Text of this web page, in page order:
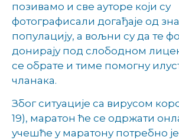
позивамо и све ауторе који су
фотографисали догађаје од
популацију, а вољни су да те
донирају под слободном
се обрате и тиме помогну
чланака.
Због ситуације са вирусом
19), маратон ће се одржати
учешће у маратону потребно